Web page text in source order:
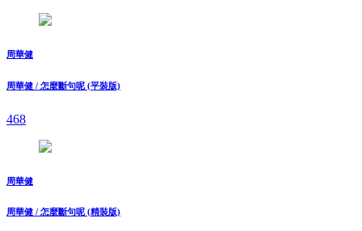
周華健
周華健 / 怎麼斷句呢 (平裝版)
468
周華健
周華健 / 怎麼斷句呢 (精裝版)